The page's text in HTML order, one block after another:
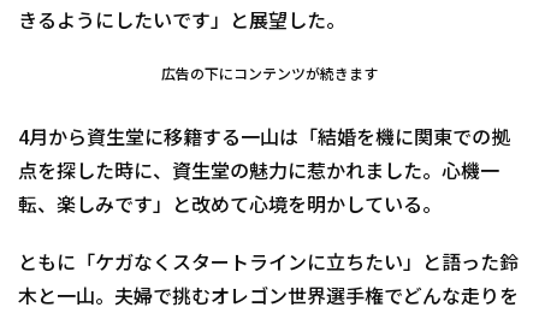
きるようにしたいです」と展望した。
広告の下にコンテンツが続きます
4月から資生堂に移籍する一山は「結婚を機に関東での拠
点を探した時に、資生堂の魅力に惹かれました。心機一
転、楽しみです」と改めて心境を明かしている。
ともに「ケガなくスタートラインに立ちたい」と語った鈴
木と一山。夫婦で挑むオレゴン世界選手権でどんな走りを